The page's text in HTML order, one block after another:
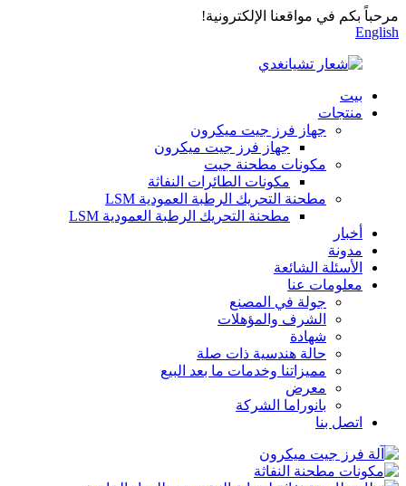
مرحباً بكم في مواقعنا الإلكترونية!
English
بيت
منتجات
جهاز فرز جيت ميكرون
جهاز فرز جيت ميكرون
مكونات مطحنة جيت
مكونات الطائرات النفاثة
مطحنة التحريك الرطبة العمودية LSM
مطحنة التحريك الرطبة العمودية LSM
أخبار
مدونة
الأسئلة الشائعة
معلومات عنا
جولة في المصنع
الشرف والمؤهلات
شهادة
حالة هندسية ذات صلة
مميزاتنا وخدمات ما بعد البيع
معرض
بانوراما الشركة
اتصل بنا